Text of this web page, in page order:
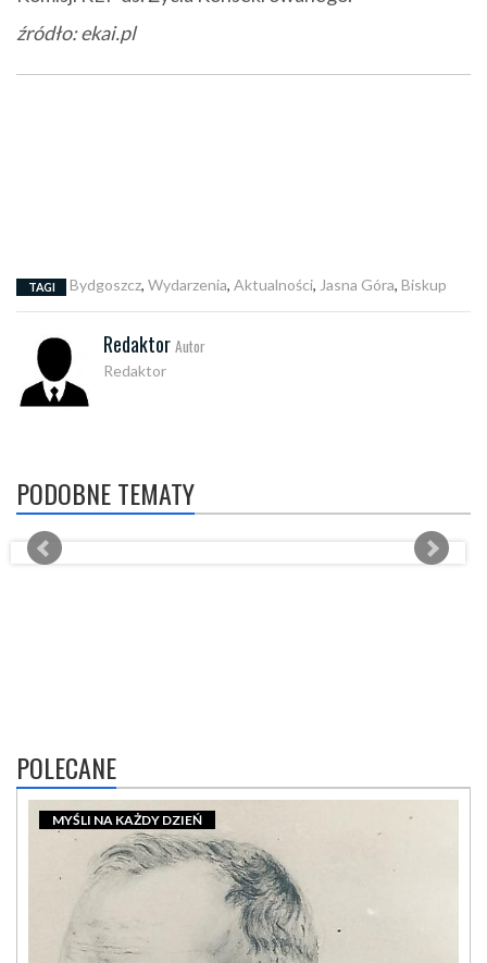
źródło: ekai.pl
TAGI Bydgoszcz, Wydarzenia, Aktualności, Jasna Góra, Biskup
Redaktor Autor
Redaktor
PODOBNE TEMATY
POLECANE
MYŚLI NA KAŻDY DZIEŃ